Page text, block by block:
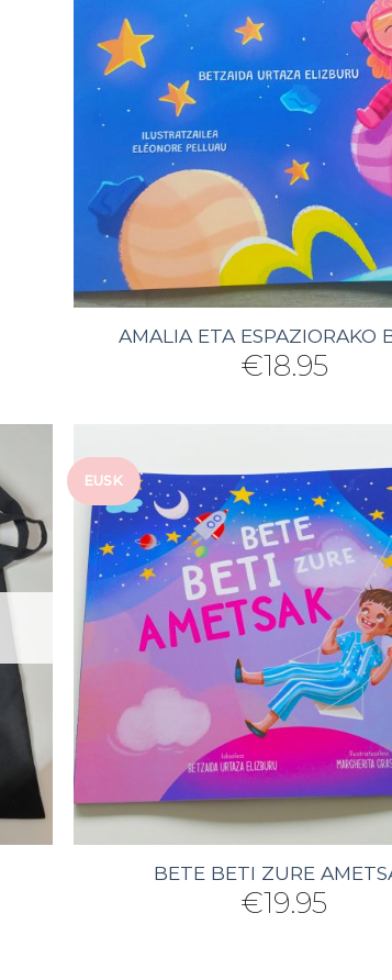
AMALIA ETA ESPAZIORAKO
€18.95
EUSK
BETE BETI ZURE
€19.95